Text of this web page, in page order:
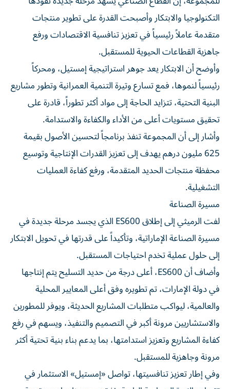
التكنولوجيا والابتكار وأصبحت القدرة على تطوير منتجات
متقدمة عاملاً رئيسياً في تعزيز تنافسية الاقتصادات ورفع
جاهزية القطاعات الحيوية للمستقبل.
وأوضح أن الابتكار يعد جوهر استراتيجية إمستيل، ومحركاً
رئيسياً لنموها، فمع تسارع وتيرة التنمية العمرانية وتطور مشاريع
البنية التحتية، تتزايد الحاجة إلى مواد أكثر تطوراً، قادرة على
تحقيق مستويات أعلى من الأداء والكفاءة والاستدامة.
وأشار إلى أن المجموعة تنفذ برنامجاً لتحسين الأصول بقيمة
625 مليون درهم يهدف إلى تعزيز القدرات الإنتاجية وتوسيع
محفظة منتجات الحديد المتقدمة، ورفع كفاءة العمليات
التشغيلية.
مسيرة الصناعة
لفت الرميثي إلى إطلاق ES600 الذي يجسد مرحلة جديدة في
مسيرة الصناعة الإماراتية، وتأكيداً على قدرتها في تحويل الابتكار
إلى حلول عملية تخدم احتياجات المستقبل.
وأضاف أن ES600، أعلى درجة من حديد التسليح يتم إنتاجها
في دولة الإمارات، تم تطويره وفق أعلى المعايير المحلية
والعالمية، ليواكب متطلبات المشاريع الحديثة، ويوفر للمطورين
والاستشاريين مرونة أكبر في التصميم والتنفيذ، ويسهم في رفع
كفاءة المشاريع وتعزيز استدامتها، بما يدعم بناء بنية تحتية أكثر
مرونة وجاهزية للمستقبل.
وفي إطار تعزيز تنافسيتها، تواصل «إمستيل» الاستثمار في